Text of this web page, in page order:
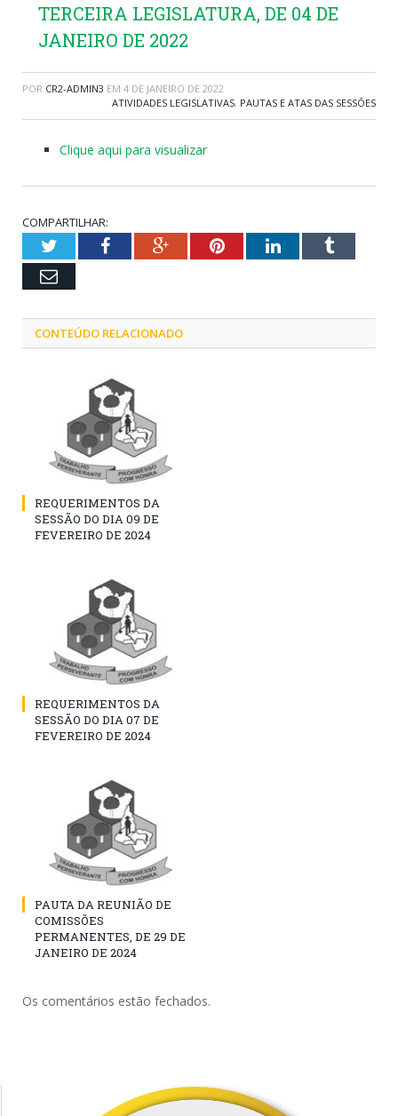
TERCEIRA LEGISLATURA, DE 04 DE
JANEIRO DE 2022
POR CR2-ADMIN3 EM 4 DE JANEIRO DE 2022
ATIVIDADES LEGISLATIVAS, PAUTAS E ATAS DAS SESSÕES
Clique aqui para visualizar
COMPARTILHAR:
TwitterFacebookGoogle+PinterestLinkedInTumblr
Email
CONTEÚDO RELACIONADO
REQUERIMENTOS DA
SESSÃO DO DIA 09 DE
FEVEREIRO DE 2024
REQUERIMENTOS DA
SESSÃO DO DIA 07 DE
FEVEREIRO DE 2024
PAUTA DA REUNIÃO DE
COMISSÕES
PERMANENTES, DE 29 DE
JANEIRO DE 2024
Os comentários estão fechados.